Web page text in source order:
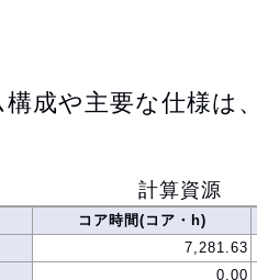
成や主要な仕様は
計算資源
コア時間(コア・h)
7,281.63
0.00